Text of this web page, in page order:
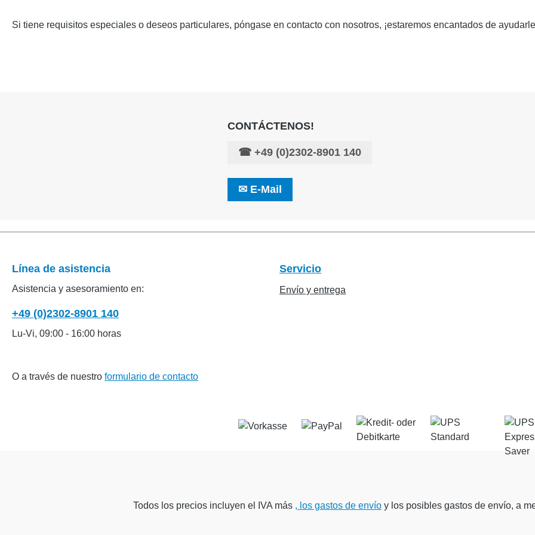
Si tiene requisitos especiales o deseos particulares, póngase en contacto con nosotros, ¡estaremos encantados de
CONTÁCTENOS!
☎ +49 (0)2302-8901 140
✉ E-Mail
Línea de asistencia
Asistencia y asesoramiento en:
+49 (0)2302-8901 140
Lu-Vi, 09:00 - 16:00 horas
O a través de nuestro formulario de contacto
Servicio
Envío y entrega
Todos los precios incluyen el IVA más , los gastos de envío y los posibles gastos de envío, a